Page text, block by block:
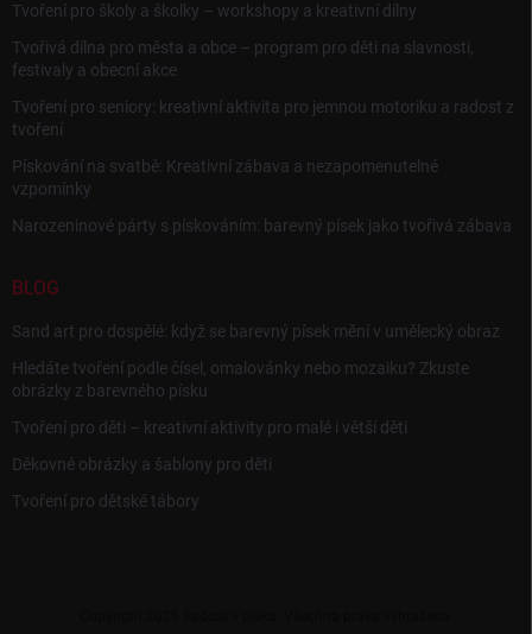
Tvoření pro školy a školky – workshopy a kreativní dílny
Tvořivá dílna pro města a obce – program pro děti na slavnosti,
festivaly a obecní akce
Tvoření pro seniory: kreativní aktivita pro jemnou motoriku a radost z
tvoření
Pískování na svatbě: Kreativní zábava a nezapomenutelné
vzpomínky
Narozeninové párty s pískováním: barevný písek jako tvořivá zábava
BLOG
Sand art pro dospělé: když se barevný písek mění v umělecký obraz
Hledáte tvoření podle čísel, omalovánky nebo mozaiku? Zkuste
obrázky z barevného písku
Tvoření pro děti – kreativní aktivity pro malé i větší děti
Děkovné obrázky a šablony pro děti
Tvoření pro dětské tábory